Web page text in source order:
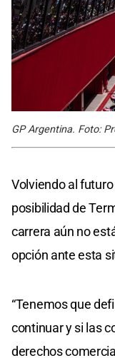
GP Argentina. Foto:
Volviendo al
posibilidad de
carrera aún no
opción ante esta
“Tenemos que
continuar y si las
derechos